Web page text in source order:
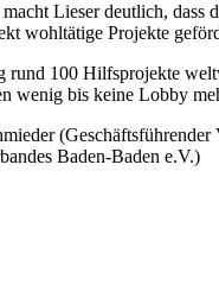
Lieser deutlich, dass
wohltätige Projekte
rund 100 Hilfsprojekte
wenig bis keine Lobby
Baden-Baden e.V.)